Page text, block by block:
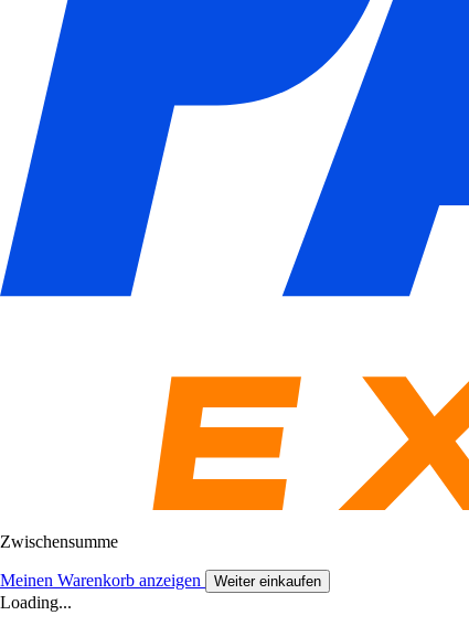
Zwischensumme
Meinen Warenkorb anzeigen Weiter einkaufen
Loading...